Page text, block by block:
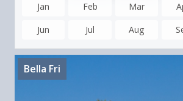
Jan Feb Mar
Jun
Jul Aug
Bella Fri